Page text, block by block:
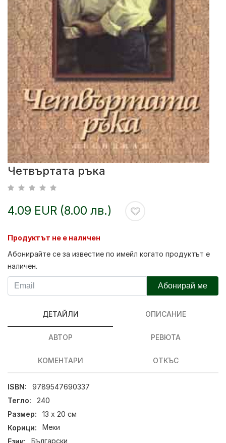
Четвъртата ръка
4.09 EUR (8.00 лв.)
Продуктът не е наличен
Абонирайте се за известие по имейл когато продуктът е
наличен.
Абонирай ме
ДЕТАЙЛИ ОПИСАНИЕ
АВТОР РЕВЮТА
КОМЕНТАРИ ОТКЪС
ISBN:
9789547690337
Тегло:
240
Размер:
13 х 20 см
Корици:
Меки
Език:
Български